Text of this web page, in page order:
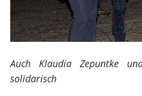
Auch Klaudia Zepuntke
solidarisch